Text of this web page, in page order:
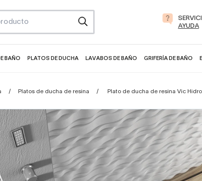
AYUDA
BAÑO PLATOS DE DUCHA LAVABOS DE BAÑO GRIFERÍA DE BAÑO
Platos de ducha de resina Plato de ducha de resina Vic